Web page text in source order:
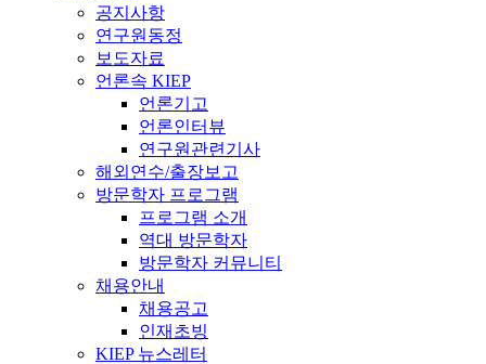
공지사항
연구원동정
보도자료
언론속 KIEP
언론기고
언론인터뷰
연구원관련기사
해외연수/출장보고
방문학자 프로그램
프로그램 소개
역대 방문학자
방문학자 커뮤니티
채용안내
채용공고
인재초빙
KIEP 뉴스레터